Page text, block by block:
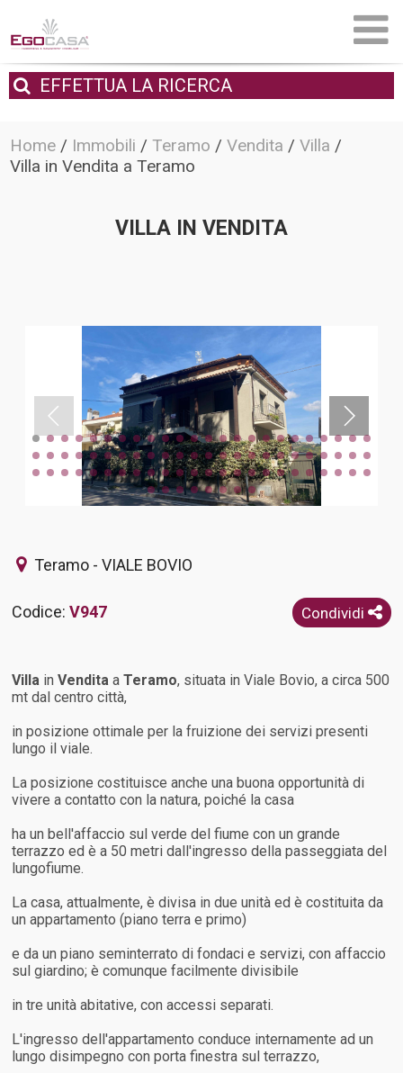
EFFETTUA LA RICERCA
Home / Immobili /Teramo /Vendita /Villa /
Villa in Vendita a Teramo
VILLA IN VENDITA
Teramo - VIALE BOVIO
Condividi
Codice:V947
Villa inVendita aTeramo, situata in Viale Bovio, a circa 500
mt dal centro città,
in posizione ottimale per la fruizione dei servizi presenti
lungo il viale.
La posizione costituisce anche una buona opportunità di
vivere a contatto con la natura, poiché la casa
ha un bell'affaccio sul verde del fiume con un grande
terrazzo ed è a 50 metri dall'ingresso della passeggiata del
lungofiume.
La casa, attualmente, è divisa in due unità ed è costituita da
un appartamento (piano terra e primo)
e da un piano seminterrato di fondaci e servizi, con affaccio
sul giardino; è comunque facilmente divisibile
in tre unità abitative, con accessi separati.
L'ingresso dell'appartamento conduce internamente ad un
lungo disimpegno con porta finestra sul terrazzo,